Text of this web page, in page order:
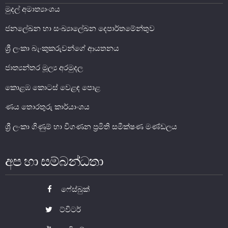
සාර්ව විචක්ෂණ අවේක්ෂණය
තිරසාර මූල්‍ය
නිරාකරණය
මූල්‍ය වෙළෙඳපොල
මූල්‍ය වෙළෙඳපොළ-සමස්ත විග්‍රහය
දේශීය විදේශ විනිමය වෙළෙඳපොළ
රාජ්‍ය සුරැකුම්පත් වෙළෙඳපොළ
සාංගමික ණය සුරැකුම්පත් වෙළෙඳපොළ
මුදල් අමාත්‍යාංශය
ජනලේඛන හා සංඛ්‍යාලේඛන දෙපාර්තමේන්තුව
ශ්‍රී ලංකා බැංකුකරුවන්ගේ ආයතනය
ජාත්‍යන්තර මූල්‍ය අරමුදල
කොළඹ කොටස් වෙළඳ පොළ
ණය තොරතුරු කාර්යාංශය
ශ්‍රී ලංකා ගිණුම් හා විගණන ප්‍රමිති සමීක්ෂණ මණ්ඩලය
අප හා සම්බන්ධතා
ෆේස්බුක්
ට්විටර්